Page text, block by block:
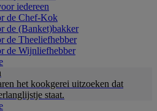
iedereen
de Chef-Kok
de (Banket)bakker
de Theeliefhebber
de Wijnliefhebber
het kookgerei uitzoeken dat
staat.